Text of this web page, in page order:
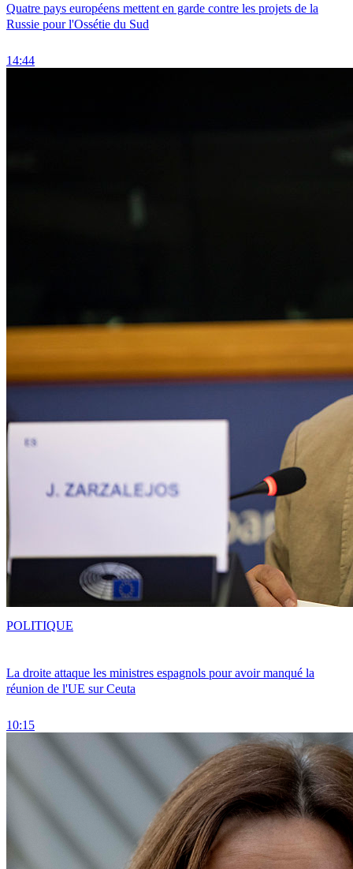
Quatre pays européens mettent en garde contre les projets de la
Russie pour l'Ossétie du Sud
14:44
La droite attaque les ministres espagnols pour avoir manqué la
réunion de l'UE sur Ceuta
10:15
POLITIQUE